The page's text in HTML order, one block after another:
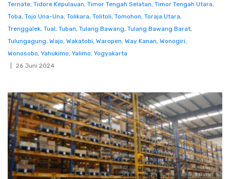
Ternate, Tidore Kepulauan, Timor Tengah Selatan, Timor Tengah Utara,
Toba, Tojo Una-Una, Tolikara, Tolitoli, Tomohon, Toraja Utara,
Trenggalek, Tual, Tuban, Tulang Bawang, Tulang Bawang Barat,
Tulungagung, Wajo, Wakatobi, Waropen, Way Kanan, Wonogiri,
Wonosobo, Yahukimo, Yalimo, Yogyakarta
26 Juni 2024